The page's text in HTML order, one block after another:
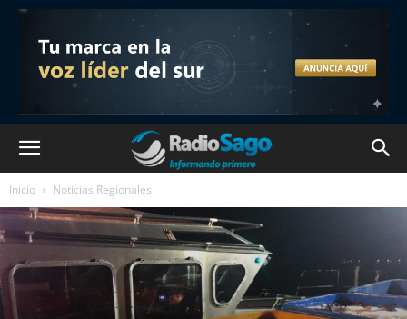
Inicio Noticias Regionales